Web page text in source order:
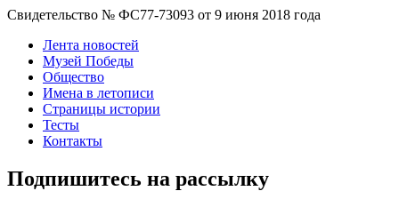
Свидетельство № ФС77-73093 от 9 июня 2018 года
Лента новостей
Музей Победы
Общество
Имена в летописи
Страницы истории
Тесты
Контакты
Подпишитесь на рассылку